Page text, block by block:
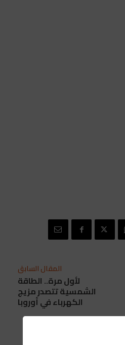
المقال السابق
لأول مرة.. الطاقة
الشمسية تتصدر مزيج
الكهرباء في أوروبا